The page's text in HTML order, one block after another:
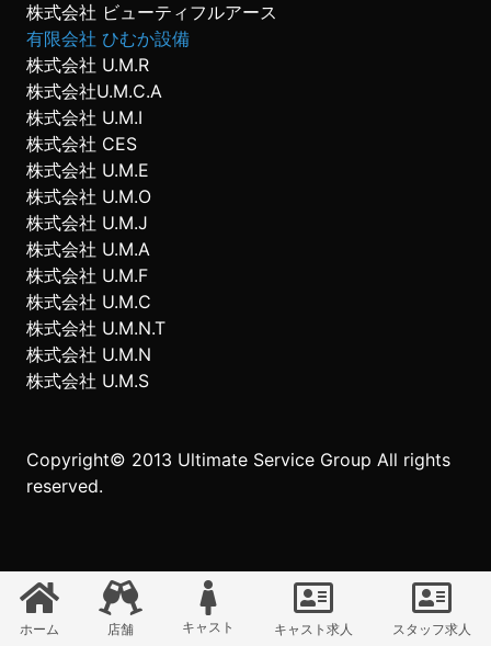
ホーム 店舗 キャスト キャスト求人 スタッフ求人
株式会社 ビューティフルアース
有限会社 ひむか設備
株式会社 U.M.R
株式会社U.M.C.A
株式会社 U.M.I
株式会社 CES
株式会社 U.M.E
株式会社 U.M.O
株式会社 U.M.J
株式会社 U.M.A
株式会社 U.M.F
株式会社 U.M.C
株式会社 U.M.N.T
株式会社 U.M.N
株式会社 U.M.S
Copyright© 2013 Ultimate Service Group All rights
reserved.